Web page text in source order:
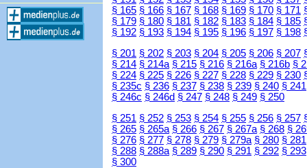
§ 165 § 166 § 167 § 168 § 169 § 170 § 171
§ 179 § 180 § 181 § 182 § 183 § 184 § 185
§ 192 § 193 § 194 § 195 § 196 § 197 § 198
§ 201 § 202 § 203 § 204 § 205 § 206 § 207
§ 214 § 214a § 215 § 216 § 216a § 216b §
§ 224 § 225 § 226 § 227 § 228 § 229 § 230
§ 235c § 236 § 237 § 238 § 239 § 240 § 241
§ 246c § 246d § 247 § 248 § 249 § 250
§ 251 § 252 § 253 § 254 § 255 § 256 § 257
§ 265 § 265a § 266 § 267 § 267a § 268 §
§ 276 § 277 § 278 § 279 § 279a § 280 § 281
§ 288 § 288a § 289 § 290 § 291 § 292 § 293
§ 300